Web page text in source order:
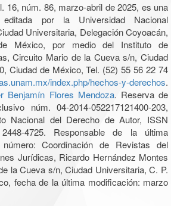
16, núm. 86, marzo-abril de 2025, es una
editada por la Universidad Nacional
Universitaria, Delegación Coyoacán,
México, por medio del Instituto de
Circuito Mario de la Cueva s/n, Ciudad
Ciudad de México, Tel. (52) 55 56 22 74
index.php/hechos-y-derechos.
Benjamín Flores Mendoza. Reserva de
núm. 04-2014-052217121400-203,
Nacional del Derecho de Autor, ISSN
4725. Responsable de la última
Coordinación de Revistas del
Jurídicas, Ricardo Hernández Montes
la Cueva s/n, Ciudad Universitaria, C. P.
fecha de la última modificación: marzo